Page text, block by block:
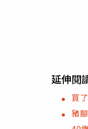
延伸閱
買
豬